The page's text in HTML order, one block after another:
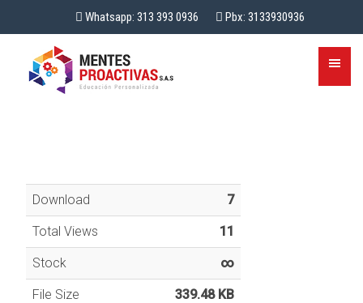
Whatsapp: 313 393 0936 Pbx: 3133930936
Download 7
Total Views 11
Stock ∞
File Size 339.48 KB